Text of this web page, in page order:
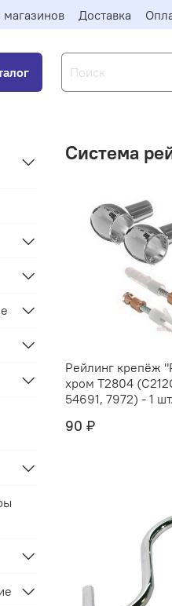
магазинов Доставка
Система
Рейлинг крепёж "Ретро"
хром Т2804 (С212C) (5469,
54691, 7972) - 1 шт.
90 ₽